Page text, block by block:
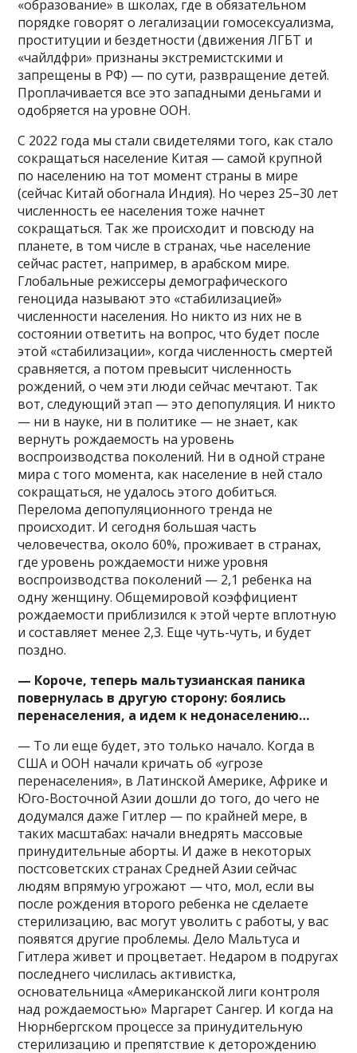
«образование» в школах, где в обязательном
порядке говорят о легализации гомосексуализма,
проституции и бездетности (движения ЛГБТ и
«чайлдфри» признаны экстремистскими и
запрещены в РФ) — по сути, развращение детей.
Проплачивается все это западными деньгами и
одобряется на уровне ООН.
С 2022 года мы стали свидетелями того, как стало
сокращаться население Китая — самой крупной
по населению на тот момент страны в мире
(сейчас Китай обогнала Индия). Но через 25–30 лет
численность ее населения тоже начнет
сокращаться. Так же происходит и повсюду на
планете, в том числе в странах, чье население
сейчас растет, например, в арабском мире.
Глобальные режиссеры демографического
геноцида называют это «стабилизацией»
численности населения. Но никто из них не в
состоянии ответить на вопрос, что будет после
этой «стабилизации», когда численность смертей
сравняется, а потом превысит численность
рождений, о чем эти люди сейчас мечтают. Так
вот, следующий этап — это депопуляция. И никто
— ни в науке, ни в политике — не знает, как
вернуть рождаемость на уровень
воспроизводства поколений. Ни в одной стране
мира с того момента, как население в ней стало
сокращаться, не удалось этого добиться.
Перелома депопуляционного тренда не
происходит. И сегодня большая часть
человечества, около 60%, проживает в странах,
где уровень рождаемости ниже уровня
воспроизводства поколений — 2,1 ребенка на
одну женщину. Общемировой коэффициент
рождаемости приблизился к этой черте вплотную
и составляет менее 2,3. Еще чуть-чуть, и будет
поздно.
— Короче, теперь мальтузианская паника
повернулась в другую сторону: боялись
перенаселения, а идем к недонаселению…
— То ли еще будет, это только начало. Когда в
США и ООН начали кричать об «угрозе
перенаселения», в Латинской Америке, Африке и
Юго-Восточной Азии дошли до того, до чего не
додумался даже Гитлер — по крайней мере, в
таких масштабах: начали внедрять массовые
принудительные аборты. И даже в некоторых
постсоветских странах Средней Азии сейчас
людям впрямую угрожают — что, мол, если вы
после рождения второго ребенка не сделаете
стерилизацию, вас могут уволить с работы, у вас
появятся другие проблемы. Дело Мальтуса и
Гитлера живет и процветает. Недаром в подругах
последнего числилась активистка,
основательница «Американской лиги контроля
над рождаемостью» Маргарет Сангер. И когда на
Нюрнбергском процессе за принудительную
стерилизацию и препятствие к деторождению